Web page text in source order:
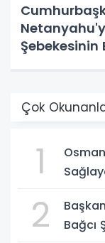
Şebekesinin
Çok
1
2
Bağcı